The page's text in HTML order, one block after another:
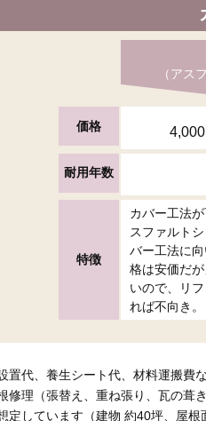
（アス
価格
耐用年数
特徴
カバー工法
スファルト
バー工法に
格は安価だ
いので、リ
れば不向き。
置代、養生シート代、材料運搬費
修理（張替え、重ね張り、瓦の葺
定しています（建物 約40坪、屋根